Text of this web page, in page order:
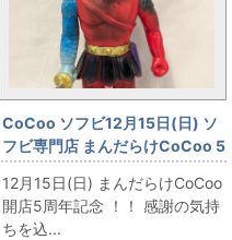
CoCoo ソフビ12月15日(日) ソ
フビ専門店 まんだらけCoCoo 5
周年記念 「中嶋製作所 スタンダ
ードサイズ 手塚治虫 ゲルペス
255mm」
12月15日(日) まんだらけCoCoo
開店5周年記念 ！！ 感謝の気持
ちを込...